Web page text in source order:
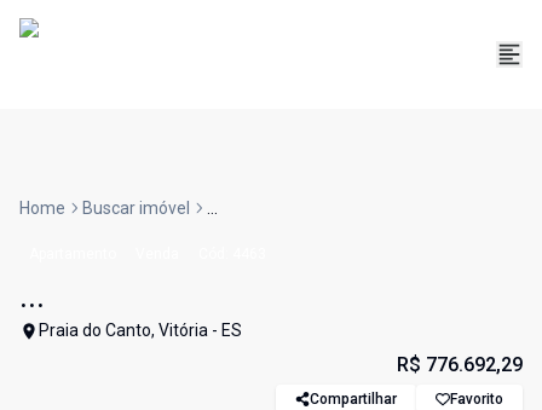
Home Buscar imóvel ...
...
Praia do Canto, Vitória - ES
R$ 776.692,29
Compartilhar Favorito